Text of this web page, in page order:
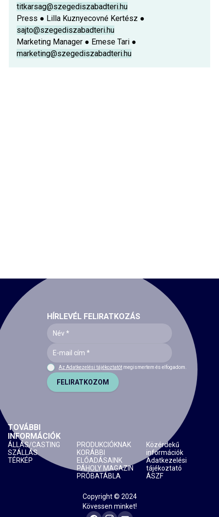
titkarsag@szegediszabadteri.hu
Press ● Lilla Kuznyecovné Kertész ●
sajto@szegediszabadteri.hu
Marketing Manager ● Emese Tari ●
marketing@szegediszabadteri.hu
Copyright © 2024
Kövessen minket!
TOVÁBBI
INFORMÁCIÓK
ÁLLÁS/CASTING
SZÁLLÁS
TÉRKÉP
PRODUKCIÓKNAK
KORÁBBI
ELŐADÁSAINK
PÁHOLY MAGAZIN
PRÓBATÁBLA
Közérdekű
információk
Adatkezelési
tájékoztató
ÁSZF
HÍRLEVÉL FELIRATKOZÁS
Az Adatkezelési tájékoztatót megismertem és elfogadom.
FELIRATKOZOM